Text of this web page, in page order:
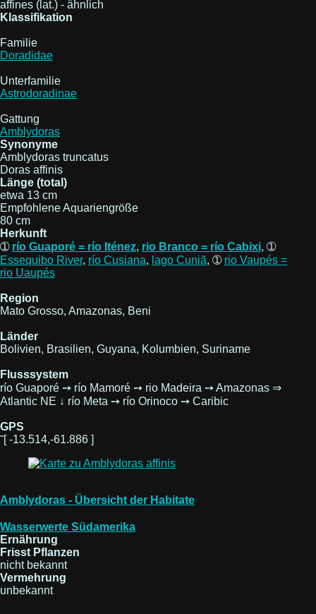
affines (lat.) - ähnlich
Klassifikation
Familie
Doradidae
Unterfamilie
Astrodoradinae
Gattung
Amblydoras
Synonyme
Amblydoras truncatus
Doras affinis
Länge (total)
etwa 13 cm
Empfohlene Aquariengröße
80 cm
Herkunft
➀ río Guaporé = río Iténez, rio Branco = río Cabixi, ➀
Essequibo River, río Cusiana, lago Cuniã, ➀ rio Vaupés =
rio Uaupés
Region
Mato Grosso, Amazonas, Beni
Länder
Bolivien, Brasilien, Guyana, Kolumbien, Suriname
Flusssystem
río Guaporé ➙ río Mamoré ➙ rio Madeira ➙ Amazonas ⇒
Atlantic NE ↓ río Meta ➙ río Orinoco ➙ Caribic
GPS
˜[ -13.514,-61.886 ]
Amblydoras - Übersicht der Habitate
Wasserwerte Südamerika
Ernährung
Frisst Pflanzen
nicht bekannt
Vermehrung
unbekannt